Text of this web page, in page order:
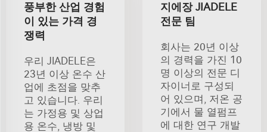
풍부한 산업 경험
이 있는 가격 경
쟁력
우리 JIADELE은
23년 이상 온수 산
업에 초점을 맞추
고 있습니다. 우리
는 가정용 및 상업
용 온수, 냉방 및
지에장 JIADELE
전문 팀
회사는 20년 이상
의 경력을 가진 10
명 이상의 전문 디
자이너로 구성되
어 있으며, 저온 공
기에서 물 열펌프
에 대한 연구 개발